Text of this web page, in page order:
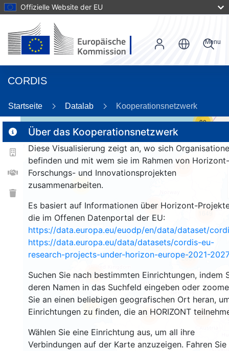
Offizielle Website der EU
CORDIS
Menu
Startseite Datalab Kooperationsnetzwerk
Über das Kooperationsnetzwerk
Diese Visualisierung zeigt an, wo sich
befinden und mit wem sie im Rahmen von Horizont-
Forschungs- und Innovationsprojekten
zusammenarbeiten.
Es basiert auf Informationen über Horizont-
die im Offenen Datenportal der EU:
https://data.europa.eu/euodp/en/data/dataset/
https://data.europa.eu/data/datasets/cordis-eu-
research-projects-under-horizon-europe-2021-2027
Suchen Sie nach bestimmten Einrichtungen, indem
deren Namen in das Suchfeld eingeben oder
Sie an einen beliebigen geografischen Ort heran,
Einrichtungen zu finden, die an HORIZONT
Wählen Sie eine Einrichtung aus, um all ihre
Verbindungen auf der Karte anzuzeigen. Fahren Sie
30
25
12
2198
121
257
1649
2661
5812
19370